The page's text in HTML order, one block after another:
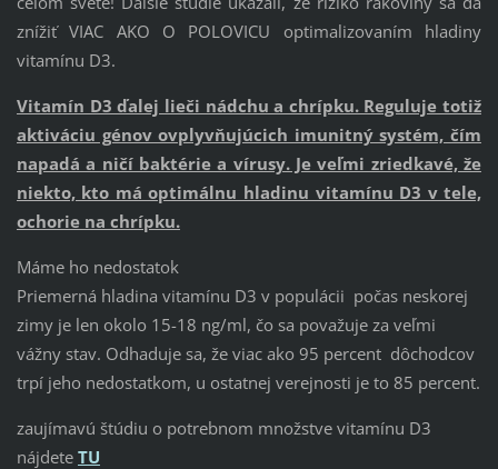
znížiť VIAC AKO O POLOVICU optimalizovaním hladiny
vitamínu D3.
Vitamín D3 ďalej lieči nádchu a chrípku. Reguluje totiž
aktiváciu génov ovplyvňujúcich imunitný systém, čím
napadá a ničí baktérie a vírusy. Je veľmi zriedkavé, že
niekto, kto má optimálnu hladinu vitamínu D3 v tele,
ochorie na chrípku.
Máme ho nedostatok
Priemerná hladina vitamínu D3 v populácii počas neskorej
zimy je len okolo 15-18 ng/ml, čo sa považuje za veľmi
vážny stav. Odhaduje sa, že viac ako 95 percent dôchodcov
trpí jeho nedostatkom, u ostatnej verejnosti je to 85 percent.
zaujímavú štúdiu o potrebnom množstve vitamínu D3
nájdete TU